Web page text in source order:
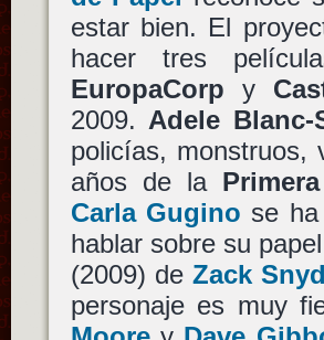
estar bien. El
hacer tres
EuropaCorp y
2009. Adele Blanc-
policías, monstruos,
años de la
Carla Gugino se
hablar sobre su
(2009) de Zack
personaje es muy